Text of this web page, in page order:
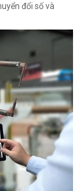
đổi số và